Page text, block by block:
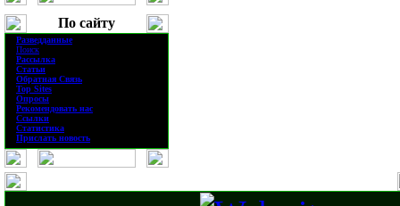
По сайту
Разведданные
Поиск
Рассылка
Статьи
Обратная Связь
Top Sites
Опросы
Рекомендовать нас
Ссылки
Статистика
Прислать новость